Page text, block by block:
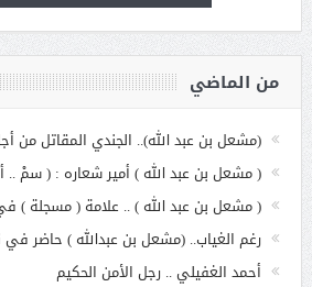
من الماضي
(مشعل بن عبد الله).. الجندي المقاتل من
( مشعل بن عبد الله ) أمير شعاره : ( سمْ
( مشعل بن عبد الله ) .. علامة ( مسجلة )
رغم الغياب.. (مشعل بن عبدالله ) حاضر في
أحمد الغفيلي .. رجل الأمن الحكيم